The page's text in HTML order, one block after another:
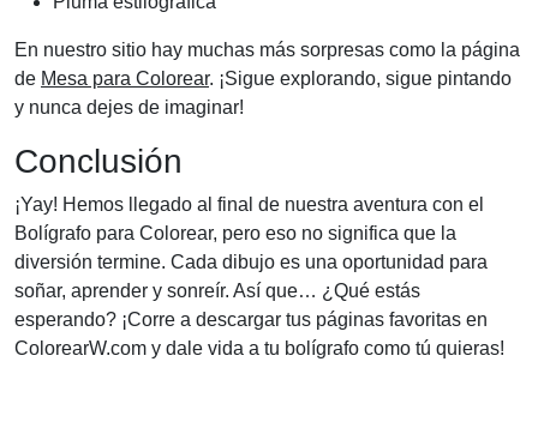
En nuestro sitio hay muchas más sorpresas como la página
de Mesa para Colorear. ¡Sigue explorando, sigue pintando
y nunca dejes de imaginar!
Conclusión
¡Yay! Hemos llegado al final de nuestra aventura con el
Bolígrafo para Colorear, pero eso no significa que la
diversión termine. Cada dibujo es una oportunidad para
soñar, aprender y sonreír. Así que… ¿Qué estás
esperando? ¡Corre a descargar tus páginas favoritas en
ColorearW.com y dale vida a tu bolígrafo como tú quieras!